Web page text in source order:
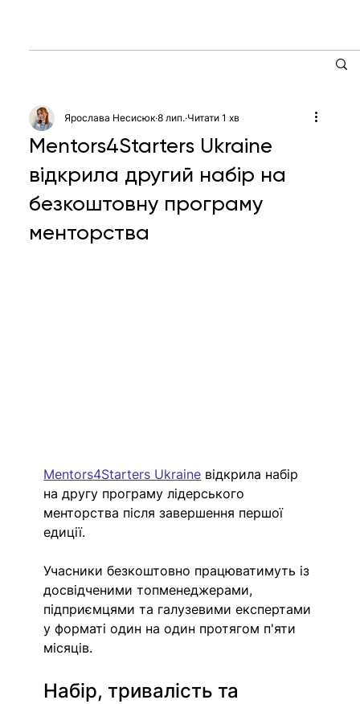
Mentors4Starters Ukraine
відкрила другий набір на
безкоштовну програму
менторства
Ярослава Несисюк 8 лип. Читати 1 хв
Mentors4Starters Ukraine відкрила набір
на другу програму лідерського
менторства після завершення першої
едиції.
Учасники безкоштовно працюватимуть із
досвідченими топменеджерами,
підприємцями та галузевими експертами
у форматі один на один протягом п'яти
місяців.
Набір, тривалість та